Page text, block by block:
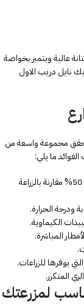
عالية ويتميز بخواصة
نايل دريب الاول
يحقق مجموعة واسعة من
ما يلي:
ترشيد استهلاك المياه حيث يقلل من التبخر بنسبة تصل إلى 50% مقارنة بالزراعة
ودرجة الحرارة.
الكيماوية.
المباشرة.
يوفرها للزراعات.
المتكرر.
لمزرعتك